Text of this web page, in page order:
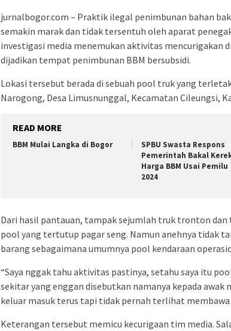
jurnalbogor.com – Praktik ilegal penimbunan bahan
semakin marak dan tidak tersentuh oleh aparat
investigasi media menemukan aktivitas mencurigakan
dijadikan tempat penimbunan BBM bersubsidi.
Lokasi tersebut berada di sebuah pool truk yang
Narogong, Desa Limusnunggal, Kecamatan Cileungsi,
READ MORE
BBM Mulai Langka di Bogor
SPBU Swasta Respons
Pemerintah Bakal
Harga BBM Usai Pemilu
2024
Dari hasil pantauan, tampak sejumlah truk tronton dan
pool yang tertutup pagar seng. Namun anehnya tidak
barang sebagaimana umumnya pool kendaraan
“Saya nggak tahu aktivitas pastinya, setahu saya itu
sekitar yang enggan disebutkan namanya kepada awak
keluar masuk terus tapi tidak pernah terlihat
Keterangan tersebut memicu kecurigaan tim media.